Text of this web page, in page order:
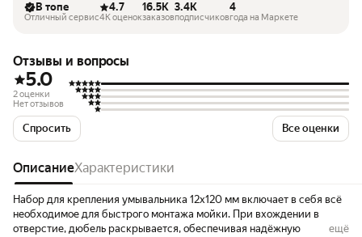
В топе
Отличный сервис
4.7
4K оценок
16.5K
заказов
3.4K
подписчиков
4
года на Маркете
Отзывы и вопросы
5.0
2 оценки
Нет отзывов
Спросить Все оценки
ОписаниеХарактеристики
Набор для крепления умывальника 12х120 мм включает в себя всё
необходимое для быстрого монтажа мойки. При вхождении в
отверстие, дюбель раскрывается, обеспечивая надёжную
ещё